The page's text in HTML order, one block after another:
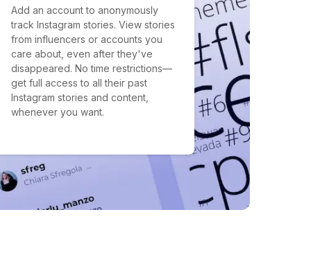
Add an account to anonymously
track Instagram stories. View stories
from influencers or accounts you
care about, even after they've
disappeared. No time restrictions—
get full access to all their past
Instagram stories and content,
whenever you want.